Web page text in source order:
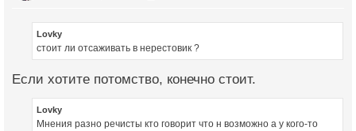
Lovky
стоит ли отсаживать в нерестовик ?
Если хотите потомство, конечно стоит.
Lovky
Мнения разно речисты кто говорит что н возможно а у кого-то